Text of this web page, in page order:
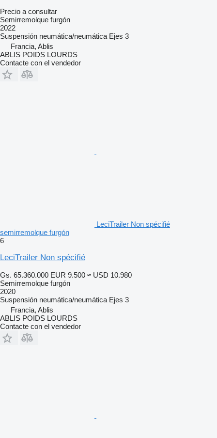
Precio a consultar
Semirremolque furgón
2022
Suspensión neumática/neumática Ejes 3
Francia, Ablis
ABLIS POIDS LOURDS
Contacte con el vendedor
LeciTrailer Non spécifié
semirremolque furgón
6
LeciTrailer Non spécifié
Gs. 65.360.000 EUR 9.500 ≈ USD 10.980
Semirremolque furgón
2020
Suspensión neumática/neumática Ejes 3
Francia, Ablis
ABLIS POIDS LOURDS
Contacte con el vendedor